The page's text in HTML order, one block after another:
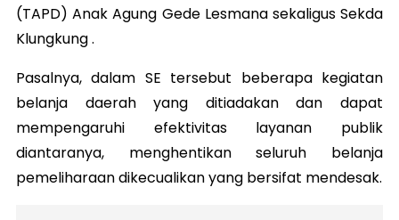
(TAPD) Anak Agung Gede Lesmana sekaligus Sekda
Klungkung .
Pasalnya, dalam SE tersebut beberapa kegiatan
belanja daerah yang ditiadakan dan dapat
mempengaruhi efektivitas layanan publik
diantaranya, menghentikan seluruh belanja
pemeliharaan dikecualikan yang bersifat mendesak.